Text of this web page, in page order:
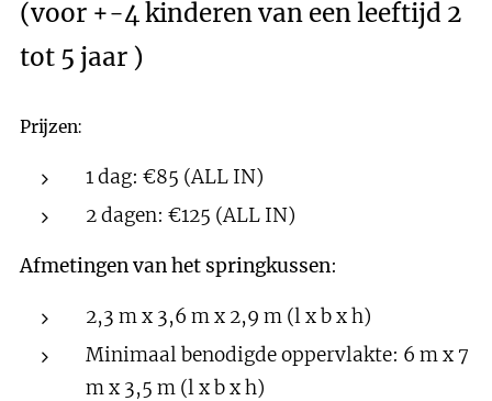
(voor +-4 kinderen van een leeftijd 2
tot 5 jaar )
Prijzen:
1 dag: €85 (ALL IN)
2 dagen: €125 (ALL IN)
Afmetingen van het springkussen:
2,3 m x 3,6 m x 2,9 m (l x b x h)
Minimaal benodigde oppervlakte: 6 m x 7
m x 3,5 m (l x b x h)